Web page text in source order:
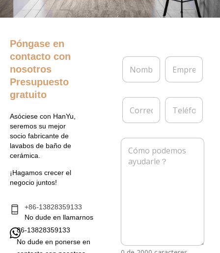
Póngase en
contacto con
nosotros
Presupuesto
gratuito
Asóciese con HanYu,
seremos su mejor
socio fabricante de
lavabos de baño de
cerámica.
¡Hagamos crecer el
negocio juntos!
+86-13828359133
No dude en llamarnos
86-13828359133
No dude en ponerse en
N
m
r
E
p
e
C
r
e
c
o
T
l
f
o
n
M